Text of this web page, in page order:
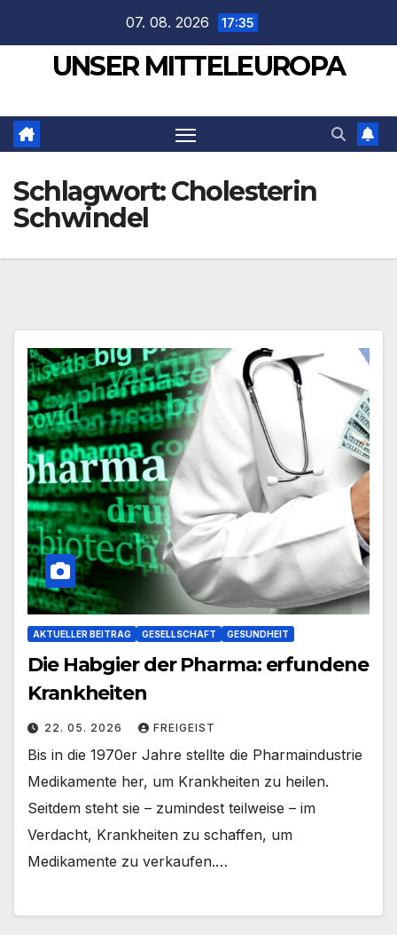
springen
07. 08. 2026 17:35
UNSER MITTELEUROPA
Schlagwort:Cholesterin
Schwindel
AKTUELLER BEITRAG GESELLSCHAFT GESUNDHEIT
Die Habgier der Pharma: erfundene
Krankheiten
22. 05. 2026 FREIGEIST
Bis in die 1970er Jahre stellte die Pharmaindustrie
Medikamente her, um Krankheiten zu heilen.
Seitdem steht sie – zumindest teilweise – im
Verdacht, Krankheiten zu schaffen, um
Medikamente zu verkaufen.…